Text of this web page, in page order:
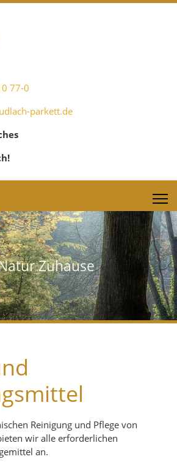
77-0
parkett.de
Zuhause
Reinigung und Pflege von
wir alle erforderlichen
an.